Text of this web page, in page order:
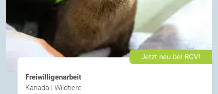
Jetzt neu bei RGV!
Freiwilligenarbeit
Kanada | Wildtiere